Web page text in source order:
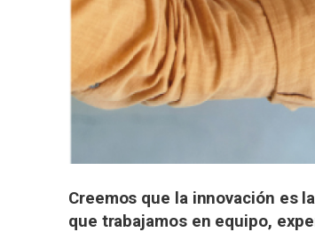
Creemos que la innovación es
que trabajamos en equipo,